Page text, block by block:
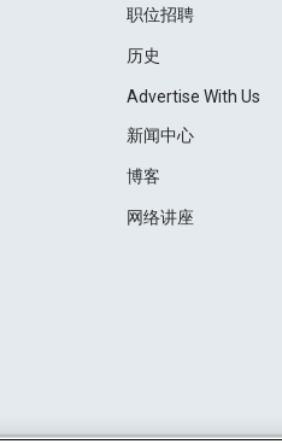
职位招聘
历史
Advertise With Us
新闻中心
博客
网络讲座